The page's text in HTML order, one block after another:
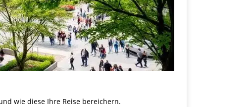
wie diese Ihre Reise bereichern.